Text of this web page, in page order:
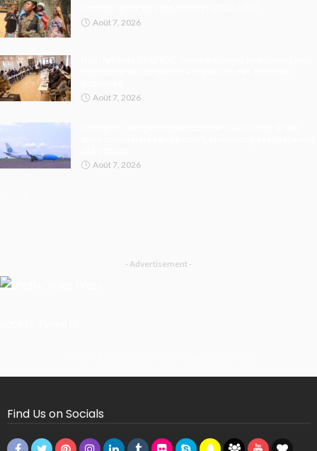
Août 7, 2026
Août 7, 2026
Août 7, 2026
- Advertisement -
Find Us on Socials